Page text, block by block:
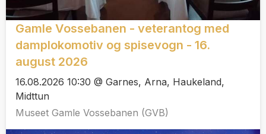
Gamle Vossebanen - veterantog med
damplokomotiv og spisevogn - 16.
august 2026
16.08.2026 10:30 @ Garnes, Arna, Haukeland,
Midttun
Museet Gamle Vossebanen (GVB)